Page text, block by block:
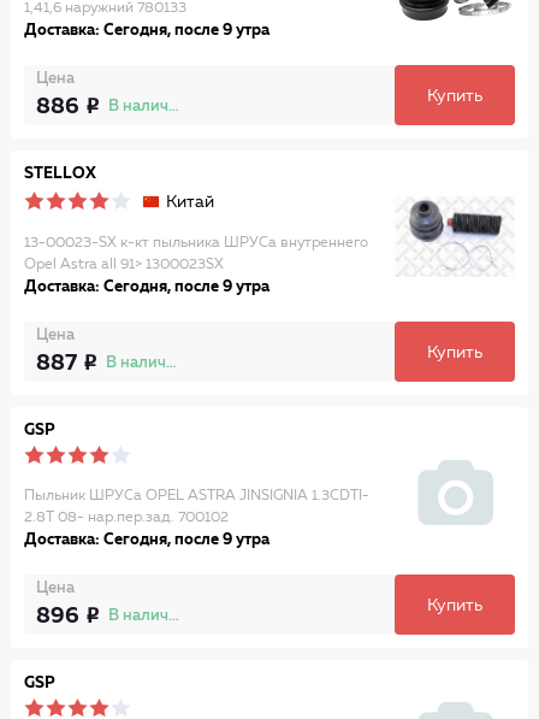
1,41,6 наружний 780133
Доставка: Сегодня, после 9 утра
Цена
886 В наличии
Купить
STELLOX
Китай
13-00023-SX к-кт пыльника ШРУСа внутреннего
Opel Astra all 91> 1300023SX
Доставка: Сегодня, после 9 утра
Цена
887 В наличии
Купить
GSP
Пыльник ШРУСа OPEL ASTRA JINSIGNIA 1.3CDTI-
2.8T 08- нар.пер.зад. 700102
Доставка: Сегодня, после 9 утра
Цена
896 В наличии
Купить
GSP